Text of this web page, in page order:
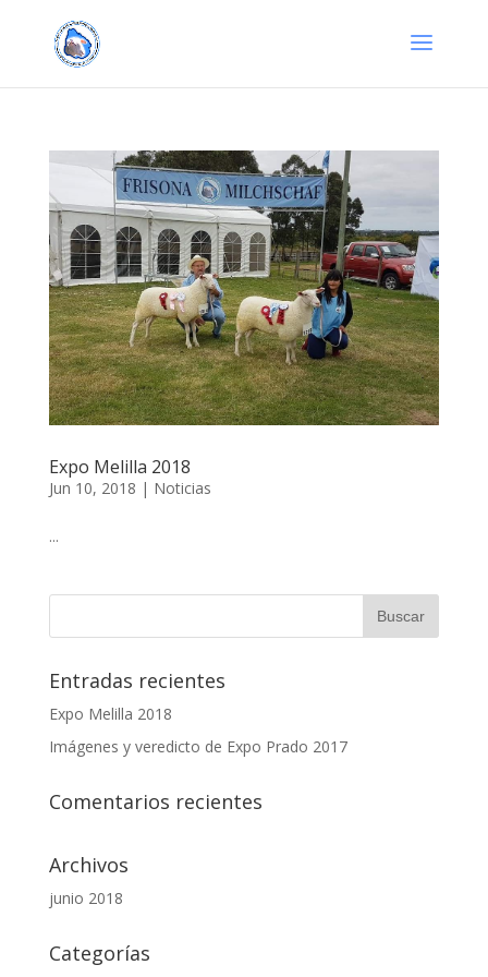
Expo Melilla 2018
Jun 10, 2018 | Noticias
...
Entradas recientes
Expo Melilla 2018
Imágenes y veredicto de Expo Prado 2017
Comentarios recientes
Archivos
junio 2018
Categorías